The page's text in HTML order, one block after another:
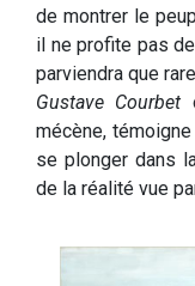
de montrer le
il ne profite pas de
parviendra que
Gustave Courbet
mécène,
se plonger dans
de la réalité vue